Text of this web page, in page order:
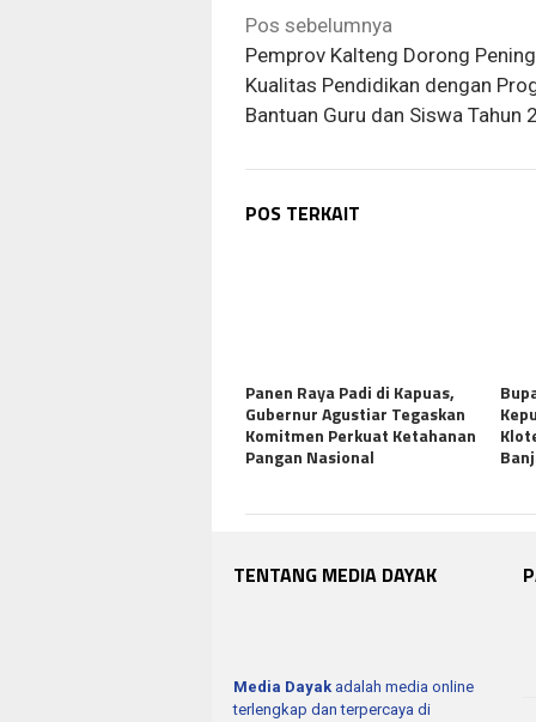
Navigasi
pos
Pos sebelumnya
Pemprov Kalteng Dorong
Kualitas Pendidikan dengan
Bantuan Guru dan Siswa Tahun
POS TERKAIT
Panen Raya Padi di Kapuas,
Gubernur Agustiar Tegaskan
Komitmen Perkuat Ketahanan
Pangan Nasional
TENTANG MEDIA DAYAK
Media Dayak adalah media online
terlengkap dan terpercaya di